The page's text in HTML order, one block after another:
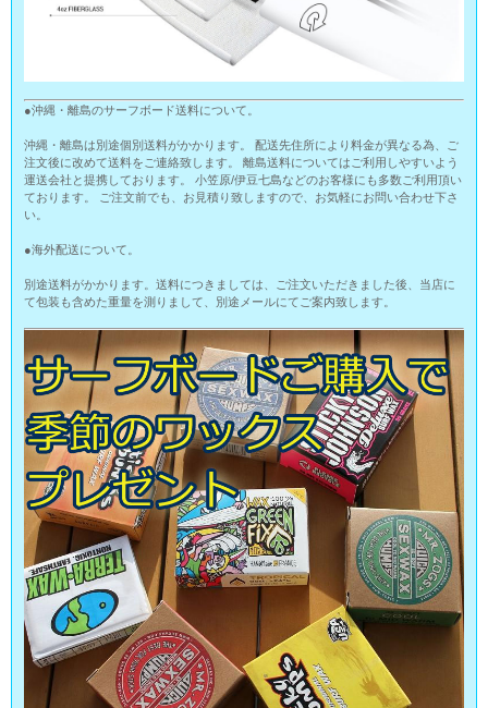
●沖縄・離島のサーフボード送料について。
沖縄・離島は別途個別送料がかかります。 配送先住所により料金が異なる為、ご
注文後に改めて送料をご連絡致します。 離島送料についてはご利用しやすいよう
運送会社と提携しております。 小笠原/伊豆七島などのお客様にも多数ご利用頂い
ております。 ご注文前でも、お見積り致しますので、お気軽にお問い合わせ下さ
い。
●海外配送について。
別途送料がかかります。送料につきましては、ご注文いただきました後、当店に
て包装も含めた重量を測りまして、別途メールにてご案内致します。